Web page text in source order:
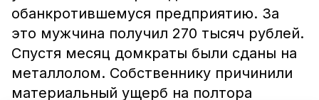
обанкротившемуся предприятию. За
это мужчина получил 270 тысяч рублей.
Спустя месяц домкраты были сданы на
металлолом. Собственнику причинили
материальный ущерб на полтора